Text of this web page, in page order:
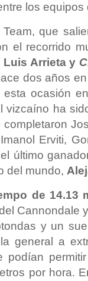
los equipos
que
el recorrido
Luis Arrieta y
dos años
esta ocasión
vizcaíno ha
Erviti,
último
del mundo,
de 14.13
Cannondale
y un
general a
podían
por hora.